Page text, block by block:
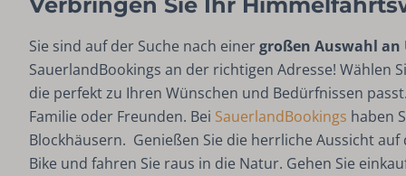
Sie sind auf der Suche nach einergroßen Auswahl
SauerlandBookings an der richtigen Adresse! Wählen
die perfekt zu Ihren Wünschen und Bedürfnissen
Familie oder Freunden. Bei SauerlandBookings haben
Blockhäusern. Genießen Sie die herrliche Aussicht
Bike und fahren Sie raus in die Natur. Gehen Sie